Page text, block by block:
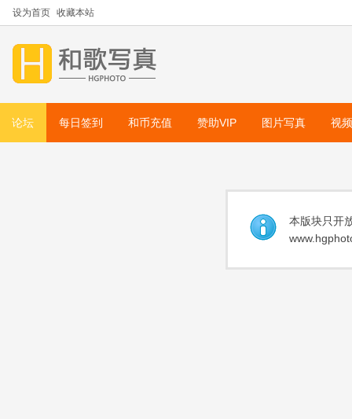
设为首页 收藏本站
论坛 每日签到 和币充值 赞助VIP 图片写真 视
本版块只开